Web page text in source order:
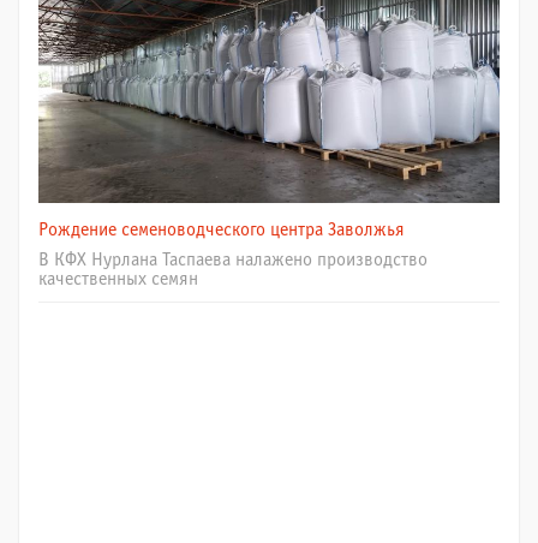
Рождение семеноводческого центра Заволжья
В КФХ Нурлана Таспаева налажено производство
качественных семян